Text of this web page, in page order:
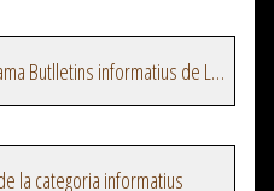
Veure més episodis del programa Butlletins informatius de La Xarxa
la categoria informatius